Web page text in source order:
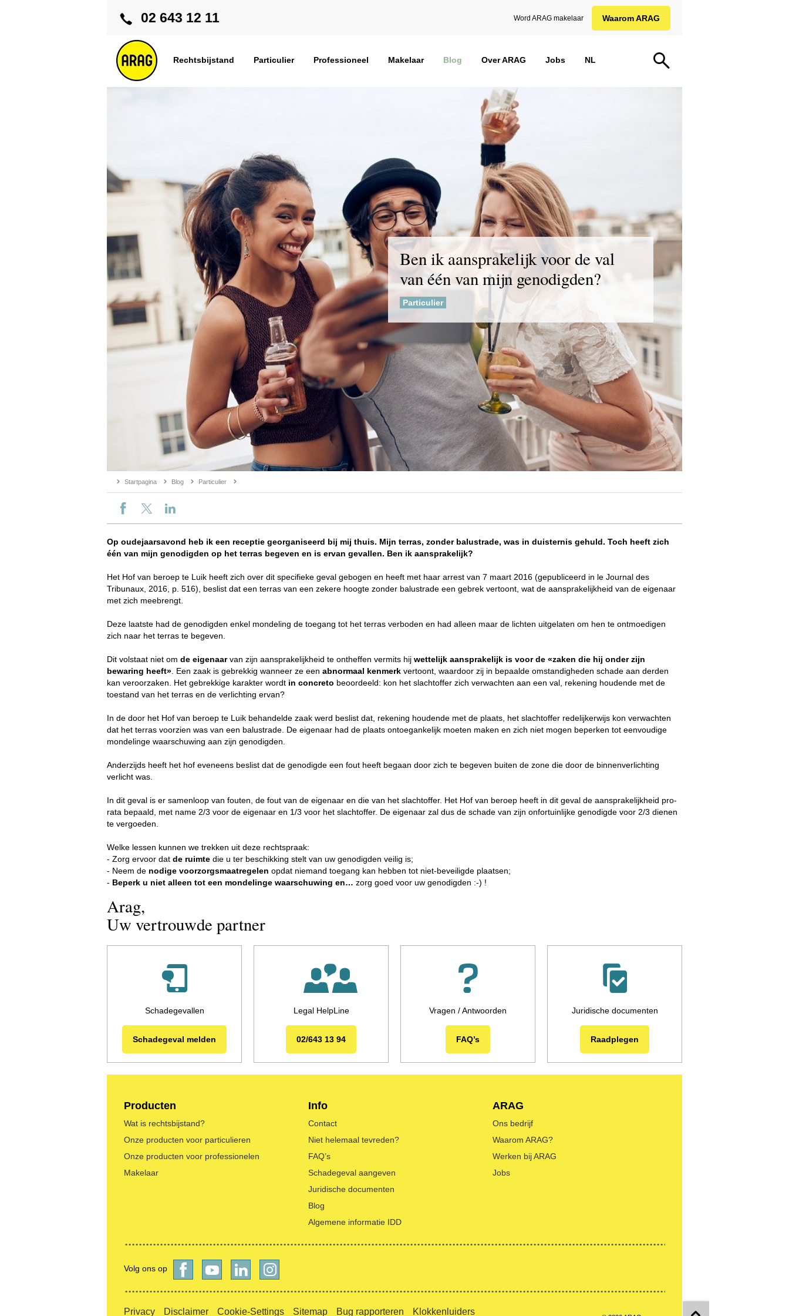
02 643 12 11 Word ARAG makelaar Waarom ARAG
Rechtsbijstand Particulier Professioneel Makelaar Blog Over ARAG Jobs NL
Startpagina Blog Particulier
Ben ik aansprakelijk voor de val
van één van mijn genodigden?
Particulier
Op oudejaarsavond heb ik een receptie georganiseerd bij mij thuis. Mijn terras, zonder balustrade, was in duisternis gehuld. Toch heeft zich
één van mijn genodigden op het terras begeven en is ervan gevallen. Ben ik aansprakelijk?
Het Hof van beroep te Luik heeft zich over dit specifieke geval gebogen en heeft met haar arrest van 7 maart 2016 (gepubliceerd in le Journal des
Tribunaux, 2016, p. 516), beslist dat een terras van een zekere hoogte zonder balustrade een gebrek vertoont, wat de aansprakelijkheid van de eigenaar
met zich meebrengt.
Deze laatste had de genodigden enkel mondeling de toegang tot het terras verboden en had alleen maar de lichten uitgelaten om hen te ontmoedigen
zich naar het terras te begeven.
Dit volstaat niet om de eigenaarvan zijn aansprakelijkheid te ontheffen vermits hij wettelijk aansprakelijk is voor de «zaken die hij onder zijn
bewaring heeft» . Een zaak is gebrekkig wanneer ze een abnormaal kenmerk vertoont, waardoor zij in bepaalde omstandigheden schade aan derden
kan veroorzaken. Het gebrekkige karakter wordt in concreto beoordeeld: kon het slachtoffer zich verwachten aan een val, rekening houdende met de
toestand van het terras en de verlichting ervan?
In de door het Hof van beroep te Luik behandelde zaak werd beslist dat, rekening houdende met de plaats, het slachtoffer redelijkerwijs kon verwachten
dat het terras voorzien was van een balustrade. De eigenaar had de plaats ontoegankelijk moeten maken en zich niet mogen beperken tot eenvoudige
mondelinge waarschuwing aan zijn genodigden.
Anderzijds heeft het hof eveneens beslist dat de genodigde een fout heeft begaan door zich te begeven buiten de zone die door de binnenverlichting
verlicht was.
In dit geval is er samenloop van fouten, de fout van de eigenaar en die van het slachtoffer. Het Hof van beroep heeft in dit geval de aansprakelijkheid pro-
rata bepaald, met name 2/3 voor de eigenaar en 1/3 voor het slachtoffer. De eigenaar zal dus de schade van zijn onfortuinlijke genodigde voor 2/3 dienen
te vergoeden.
Welke lessen kunnen we trekken uit deze rechtspraak:
- Zorg ervoor dat de ruimte die u ter beschikking stelt van uw genodigden veilig is;
- Neem de nodige voorzorgsmaatregelen opdat niemand toegang kan hebben tot niet-beveiligde plaatsen;
- Beperk u niet alleen tot een mondelinge waarschuwing en… zorg goed voor uw genodigden :-) !
Arag,
Uw vertrouwde partner
Schadegevallen
Schadegeval melden
Legal HelpLine
02/643 13 94
Vragen / Antwoorden
FAQ’s
Juridische documenten
Raadplegen
Producten
Wat is rechtsbijstand?
Onze producten voor particulieren
Onze producten voor professionelen
Makelaar
Info
Contact
Niet helemaal tevreden?
FAQ’s
Schadegeval aangeven
Juridische documenten
Blog
Algemene informatie IDD
ARAG
Ons bedrijf
Waarom ARAG?
Werken bij ARAG
Jobs
Volg ons op
Privacy Disclaimer Cookie-Settings Sitemap Bug rapporteren Klokkenluiders